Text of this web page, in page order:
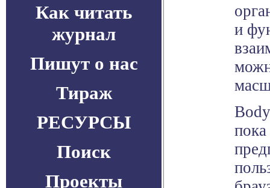
Как читать
журнал
Пишут о нас
Тираж
РЕСУРСЫ
Поиск
Проекты
и